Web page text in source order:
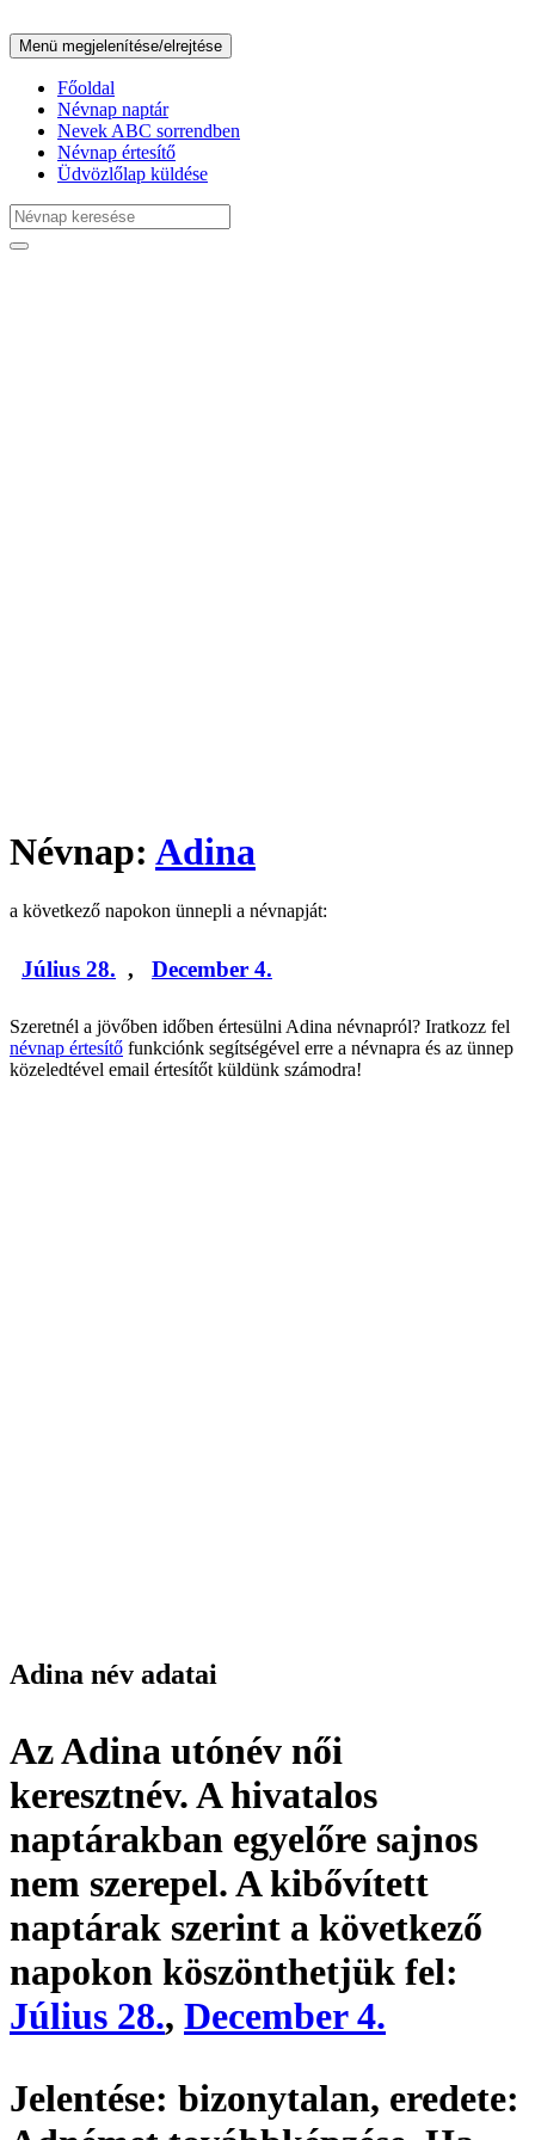
Menü megjelenítése/elrejtése
Főoldal
Névnap naptár
Nevek ABC sorrendben
Névnap értesítő
Üdvözlőlap küldése
Névnap: Adina
a következő napokon ünnepli a névnapját:
Július 28. , December 4.
Szeretnél a jövőben időben értesülni Adina névnapról? Iratkozz fel
névnap értesítő funkciónk segítségével erre a névnapra és az ünnep
közeledtével email értesítőt küldünk számodra!
Adina név adatai
Az Adina utónév női
keresztnév. A hivatalos
naptárakban egyelőre sajnos
nem szerepel. A kibővített
naptárak szerint a következő
napokon köszönthetjük fel:
Július 28., December 4.
Jelentése: bizonytalan, eredete: